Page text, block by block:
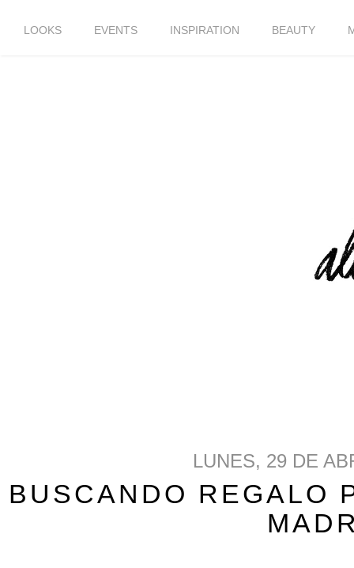
LOOKS EVENTS INSPIRATION BEAUTY
LUNES, 29 DE
BUSCANDO REGALO